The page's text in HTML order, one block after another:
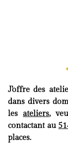
J’offre des
dans divers
lesateliers,
contactant au
places.